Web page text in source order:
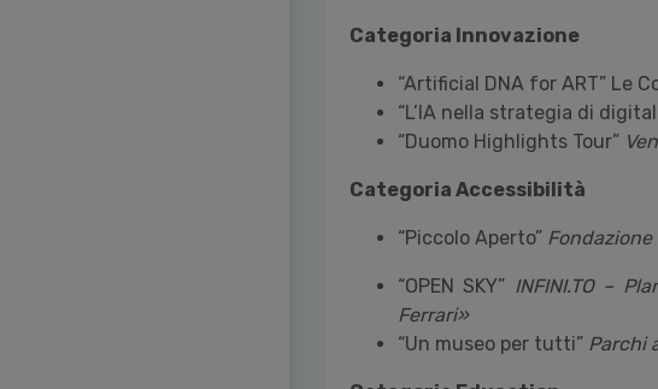
Categoria Innovazione
“Artificial DNA for ART” Le
“L’IA nella strategia di
“Duomo Highlights Tour”
Categoria Accessibilità
“Piccolo Aperto” Fondazione
“OPEN SKY” INFINI.TO –
Ferrari»
“Un museo per tutti” Parchi